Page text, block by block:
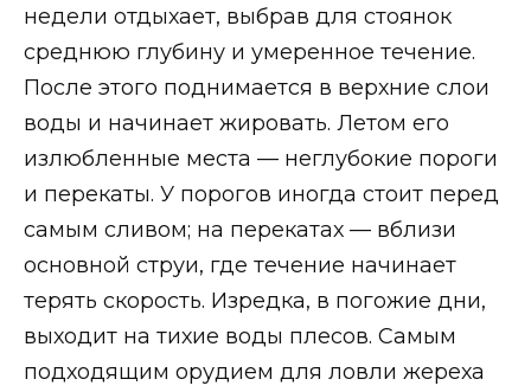
недели отдыхает, выбрав для стоянок
среднюю глубину и умеренное течение.
После этого поднимается в верхние слои
воды и начинает жировать. Летом его
излюбленные места — неглубокие пороги
и перекаты. У порогов иногда стоит перед
самым сливом; на перекатах — вблизи
основной струи, где течение начинает
терять скорость. Изредка, в погожие дни,
выходит на тихие воды плесов. Самым
подходящим орудием для ловли жереха